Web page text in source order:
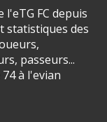
l'eTG FC depuis
statistiques des
passeurs...
à l'evian